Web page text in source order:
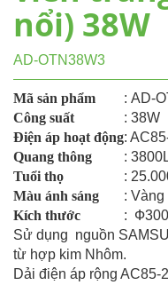
nổi) 38W
AD-OTN38W3
Mã sản phẩm
: AD-
Công suất
: 38W
Điện áp hoạt động:
Quang thông
:
Tuổi thọ
:
Màu ánh sáng
: Vàng
Kích thước
:
Sử dụng nguồn
từ hợp kim Nhôm.
Dải điện áp rộng